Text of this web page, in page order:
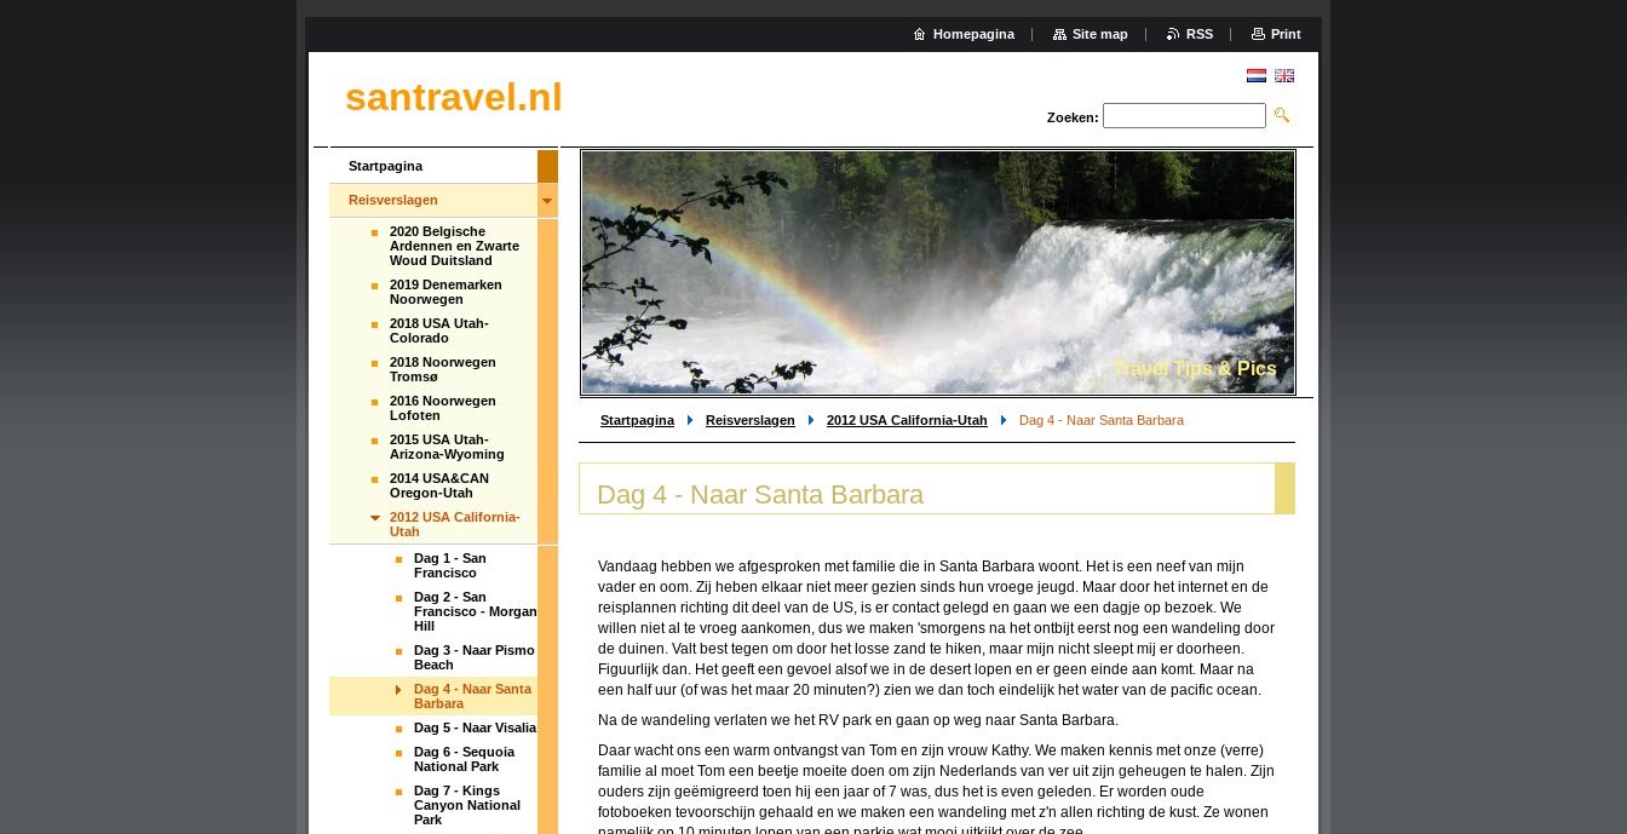
santravel.nl Zoeken:
Travel Tips & Pics
Startpagina Reisverslagen 2012 USA California-Utah Dag 4 - Naar Santa Barbara
Dag 4 - Naar Santa Barbara
Vandaag hebben we afgesproken met familie die in Santa Barbara woont. Het is een neef van mijn
vader en oom. Zij heben elkaar niet meer gezien sinds hun vroege jeugd. Maar door het internet en de
reisplannen richting dit deel van de US, is er contact gelegd en gaan we een dagje op bezoek. We
willen niet al te vroeg aankomen, dus we maken 'smorgens na het ontbijt eerst nog een wandeling door
de duinen. Valt best tegen om door het losse zand te hiken, maar mijn nicht sleept mij er doorheen.
Figuurlijk dan. Het geeft een gevoel alsof we in de desert lopen en er geen einde aan komt. Maar na
een half uur (of was het maar 20 minuten?) zien we dan toch eindelijk het water van de pacific ocean.
Na de wandeling verlaten we het RV park en gaan op weg naar Santa Barbara.
Daar wacht ons een warm ontvangst van Tom en zijn vrouw Kathy. We maken kennis met onze (verre)
familie al moet Tom een beetje moeite doen om zijn Nederlands van ver uit zijn geheugen te halen. Zijn
ouders zijn geëmigreerd toen hij een jaar of 7 was, dus het is even geleden. Er worden oude
fotoboeken tevoorschijn gehaald en we maken een wandeling met z'n allen richting de kust. Ze wonen
Startpagina
Reisverslagen
2020 Belgische
Ardennen en Zwarte
Woud Duitsland
2019 Denemarken
Noorwegen
2018 USA Utah-
Colorado
2018 Noorwegen
Tromsø
2016 Noorwegen
Lofoten
2015 USA Utah-
Arizona-Wyoming
2014 USA&CAN
Oregon-Utah
2012 USA California-
Utah
Dag 1 - San
Francisco
Dag 2 - San
Francisco - Morgan
Hill
Dag 3 - Naar Pismo
Beach
Dag 4 - Naar Santa
Barbara
Dag 5 - Naar Visalia
Dag 6 - Sequoia
National Park
Dag 7 - Kings
Canyon National
Park
Homepagina Site map RSS Print